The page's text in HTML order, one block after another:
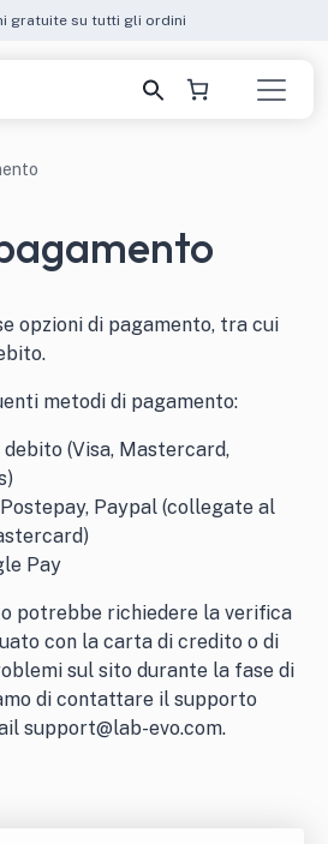
gratuite su tutti gli ordini
opzioni di pagamento, tra cui
metodi di pagamento:
(Visa, Mastercard,
Paypal (collegate al
Pay
potrebbe richiedere la verifica
con la carta di credito o di
sul sito durante la fase di
di contattare il supporto
support@lab-evo.com.